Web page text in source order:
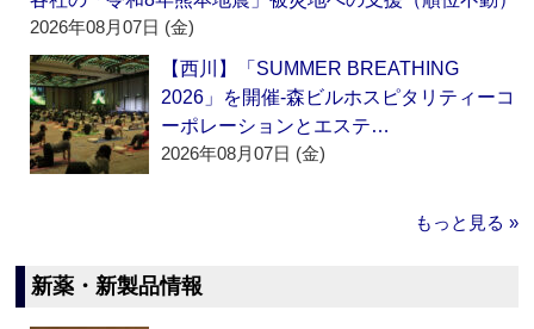
2026年08月07日 (金)
【西川】「SUMMER BREATHING
2026」を開催‐森ビルホスピタリティーコ
ーポレーションとエステ…
2026年08月07日 (金)
もっと見る »
新薬・新製品情報